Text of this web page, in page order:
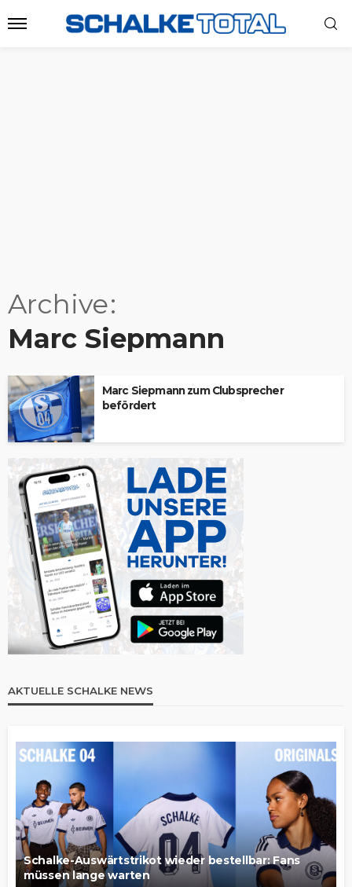
Archive
Marc Siepmann
Marc Siepmann zum Clubsprecher
befördert
AKTUELLE SCHALKE NEWS
Schalke-Auswärtstrikot wieder bestellbar: Fans
müssen lange warten